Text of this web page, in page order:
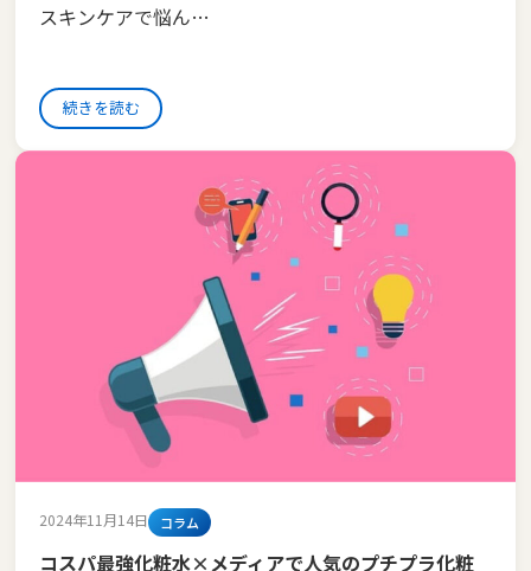
スキンケアで悩ん…
続きを読む
2024年11月14日 コラム
コスパ最強化粧水×メディアで人気のプチプラ化粧